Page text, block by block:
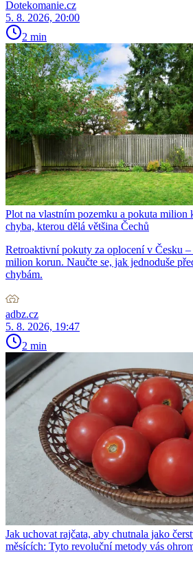
Dotekomanie.cz
5. 8. 2026, 20:00
2 min
Plot na vlastním pozemku a pokuta milion
chyba, kterou dělá většina Čechů
Retroaktivní pokuty za oplocení v Česku –
milion korun. Naučte se, jak jednoduše
chybám.
adbz.cz
5. 8. 2026, 19:47
2 min
Jak uchovat rajčata, aby chutnala jako
měsících: Tyto revoluční metody vás